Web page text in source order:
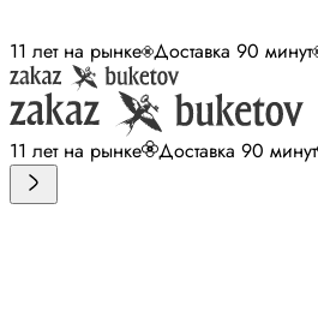
11 лет на рынке Доставка 90 минут
11 лет на рынке Доставка 90 минут